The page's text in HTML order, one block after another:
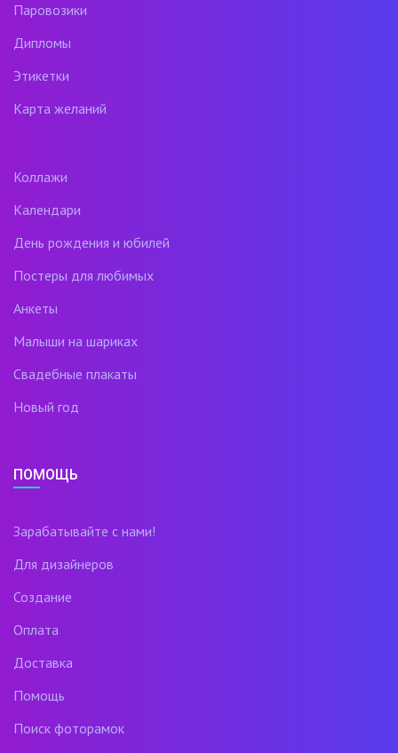
Паровозики
Дипломы
Этикетки
Карта желаний
Коллажи
Календари
День рождения и юбилей
Постеры для любимых
Анкеты
Малыши на шариках
Свадебные плакаты
Новый год
ПОМОЩЬ
Зарабатывайте с нами!
Для дизайнеров
Создание
Оплата
Доставка
Помощь
Поиск фоторамок